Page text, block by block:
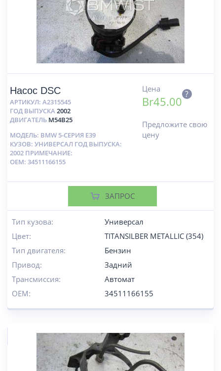
Насос DSC
АРТИКУЛ: A2315545
ГОД ВЫПУСКА2002
ДВИГАТЕЛЬ M54B25
МОДЕЛЬ: BMW 5-СЕРИЯ E39
КУЗОВ: УНИВЕРСАЛ ГОД ВЫПУСКА:
2002 ПРИМЕЧАНИЕ:
OEM: 34511166155
Цена
Br45.00
?
Предложите свою
цену
ЗАПРОС
Тип кузова:
Универсал
Цвет:
TITANSILBER METALLIC (354)
Тип двигателя:
Бензин
Привод:
Задний
Трансмиссия:
Автомат
OEM:
34511166155